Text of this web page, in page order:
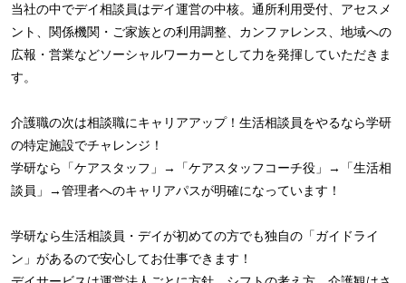
当社の中でデイ相談員はデイ運営の中核。通所利用受付、アセスメ
ント、関係機関・ご家族との利用調整、カンファレンス、地域への
広報・営業などソーシャルワーカーとして力を発揮していただきま
す。
介護職の次は相談職にキャリアアップ！生活相談員をやるなら学研
の特定施設でチャレンジ！
学研なら「ケアスタッフ」→「ケアスタッフコーチ役」→「生活相
談員」→管理者へのキャリアパスが明確になっています！
学研なら生活相談員・デイが初めての方でも独自の「ガイドライ
ン」があるので安心してお仕事できます！